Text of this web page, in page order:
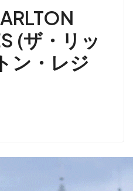
(ザ・リッ
ン・レジ